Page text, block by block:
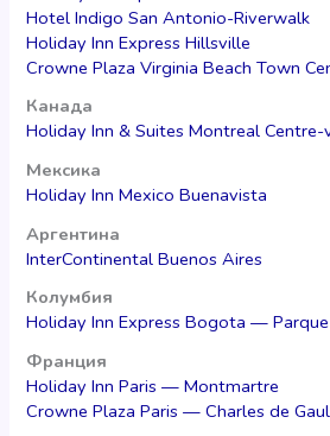
Hotel Indigo San Antonio-Riverwalk
Holiday Inn Express Hillsville
Crowne Plaza Virginia Beach Town
Канада
Holiday Inn & Suites Montreal
Мексика
Holiday Inn Mexico Buenavista
Аргентина
InterContinental Buenos Aires
Колумбия
Holiday Inn Express Bogota —
Франция
Holiday Inn Paris — Montmartre
Crowne Plaza Paris — Charles de